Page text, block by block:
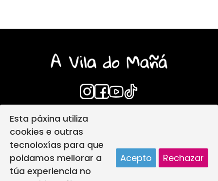
Login
Política de privacidade
Política de protección infantil
Política de Cookies
Deseño web
Esta páxina utiliza
cookies e outras
tecnoloxías para que
poidamos mellorar a
túa experiencia no
Acepto Rechazar